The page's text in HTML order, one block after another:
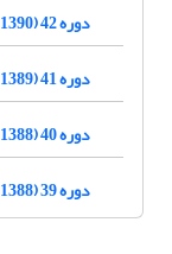
دوره 42 (1390)
دوره 41 (1389)
دوره 40 (1388)
دوره 39 (1388)